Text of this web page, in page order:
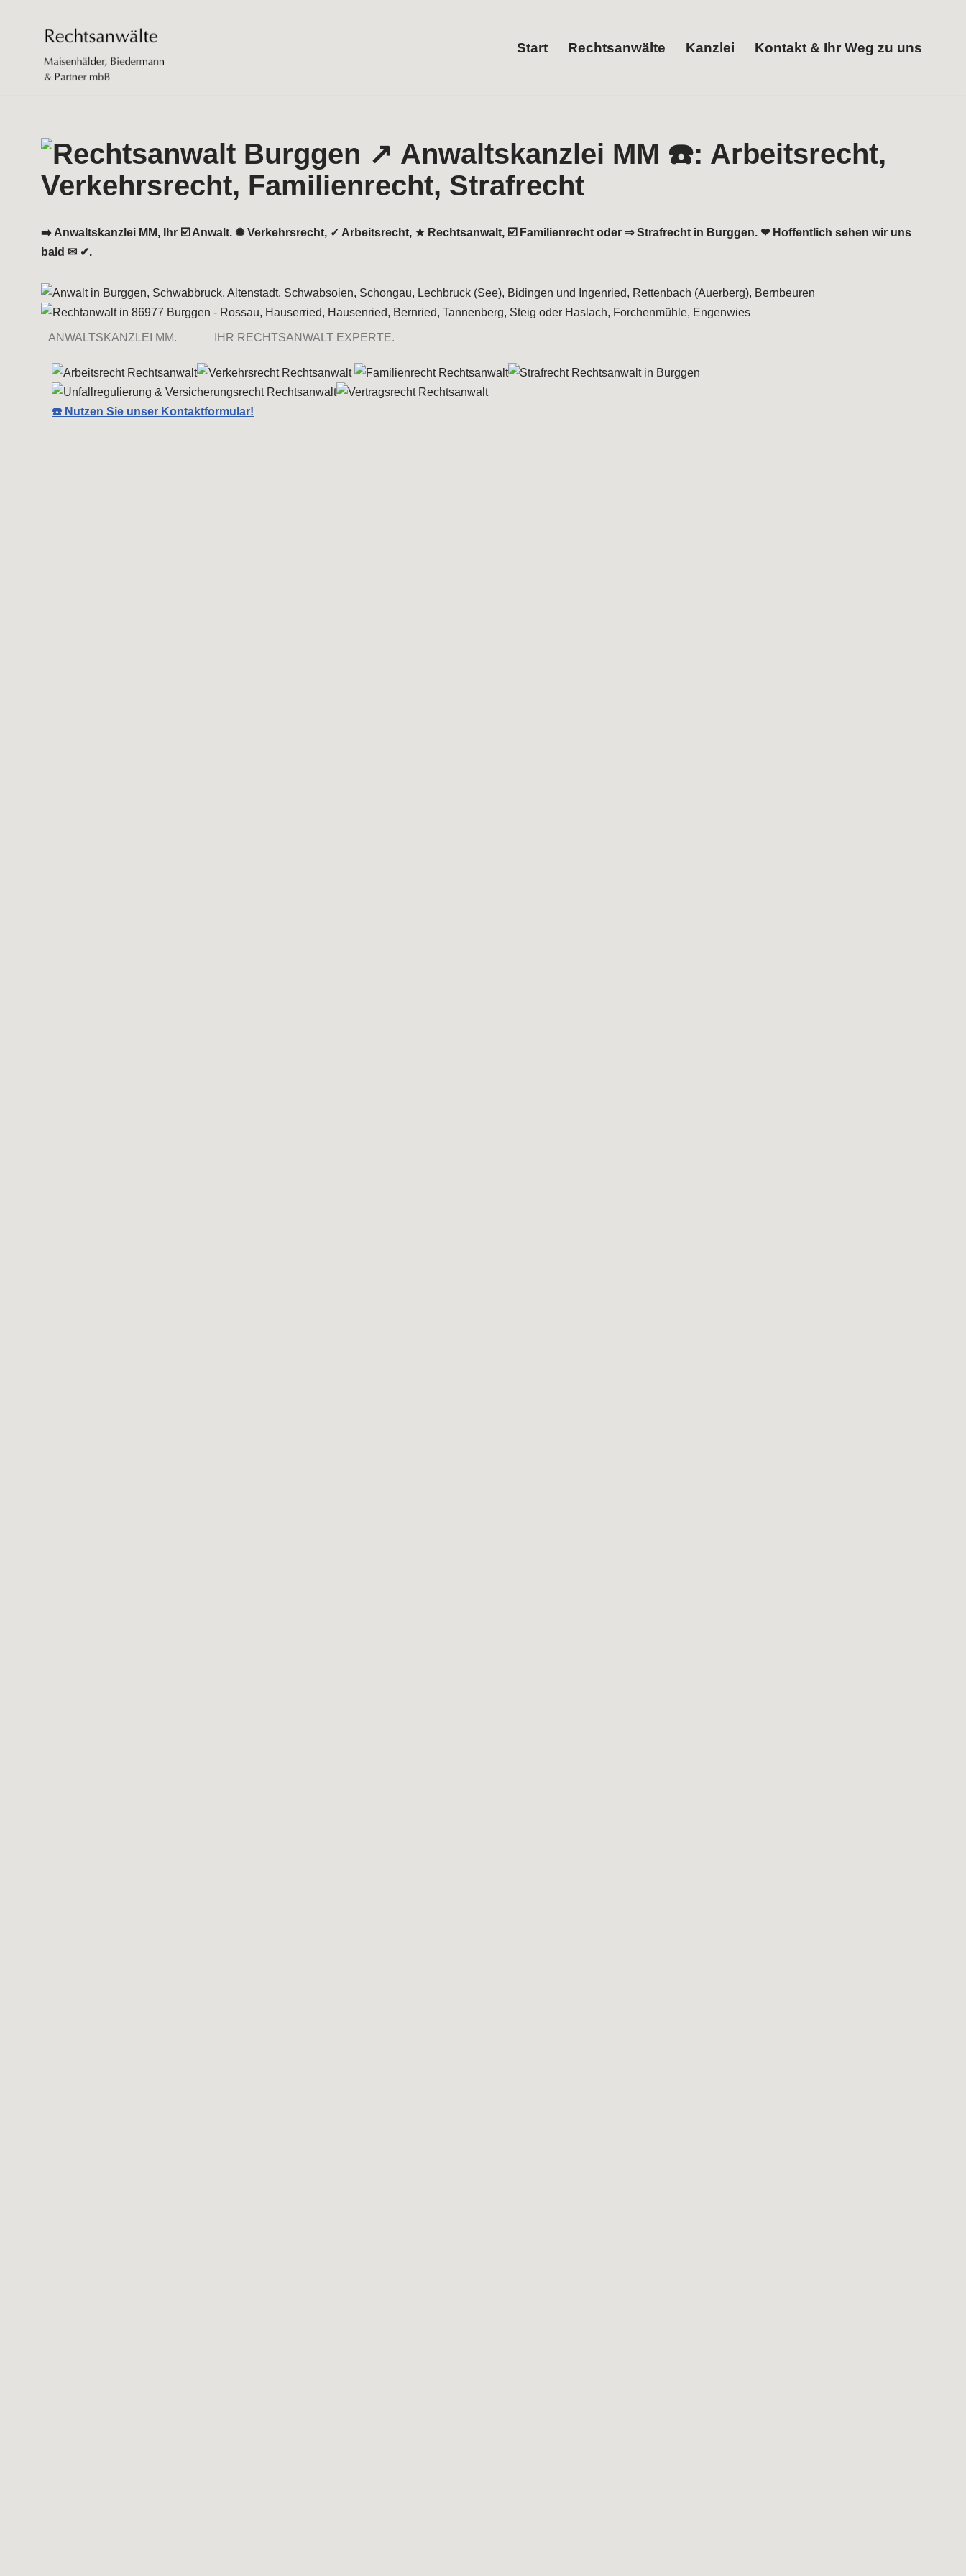
springen
Start Rechtsanwälte Kanzlei Kontakt & Ihr Weg zu uns
➡️ Anwaltskanzlei MM, Ihr ☑️ Anwalt. ✺ Verkehrsrecht, ✓ Arbeitsrecht, ★ Rechtsanwalt, ☑️ Familienrecht oder ⇒ Strafrecht in Burggen. ❤ Hoffentlich sehen wir uns
bald ✉ ✔.
ANWALTSKANZLEI MM. IHR RECHTSANWALT EXPERTE.
☎️ Nutzen Sie unser Kontaktformular!